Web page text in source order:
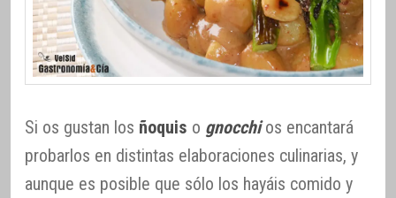
Si os gustan los ñoquis o gnocchios encantará
probarlos en distintas elaboraciones culinarias, y
aunque es posible que sólo los hayáis comido y